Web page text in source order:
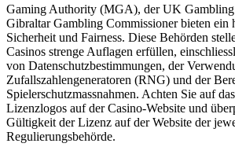
Gaming Authority (MGA), der UK Gambling
Gibraltar Gambling Commissioner bieten ein
Sicherheit und Fairness. Diese Behörden
Casinos strenge Auflagen erfüllen,
von Datenschutzbestimmungen, der
Zufallszahlengeneratoren (RNG) und der
Spielerschutzmassnahmen. Achten Sie auf
Lizenzlogos auf der Casino-Website und
Gültigkeit der Lizenz auf der Website der
Regulierungsbehörde.